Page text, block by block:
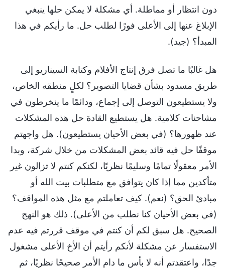
دون انتظار أو مماطلة. أي مشكلة لا يمكن حلها ينبغي
الإبلاغ عنها إلى الأعلى فورًا لطلب حل. ما رأيكم في هذا
المبدأ؟ (جيد).
هل غالبًا ما تصل فرق إنتاج الأفلام وكتابة السيناريو إلى
طريق مسدود بشأن قضايا التصوير؟ لكلٍ منطقه الخاص،
ولا يستطيعون التوصل إلى إجماع، ودائمًا ما ينخرطون في
مشاحنات كلامية. هل يستطيع القادة حل هذه المشكلات
عند ظهورها؟ (في بعض الأحيان يستطيعون). هل واجهتم
موقفًا حل فيه قائد بعض المشكلات من خلال شركة، وبدا
الأمر معقولًا تمامًا وسليمًا نظريًا، لكنكم كنتم لا تزالون غير
متأكدين مما إذا كان يتوافق مع متطلبات بيت الله أو
مبادئ الحق؟ (نعم). كيف تعاملتم مع مثل هذه المواقف؟
(في بعض الأحيان كنا نطلب من الأعلى). ذلك هو النهج
الصحيح. هل سبق لكم أن كنتم في موقف قررتم فيه عدم
الاستفسار عن مشكلة لأنكم رأيتم أن الأخ الأعلى مشغول
جدًا، واعتقدتم أنه لا بأس ما دام الأمر صحيحًا نظريًا، ثم